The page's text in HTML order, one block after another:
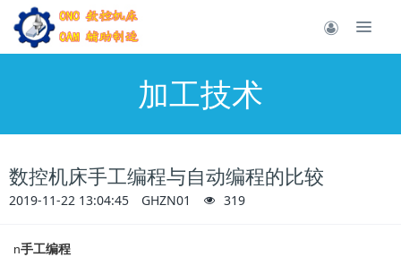
加工技术
数控机床手工编程与自动编程的比较
2019-11-22 13:04:45 GHZN01 319
n手工编程